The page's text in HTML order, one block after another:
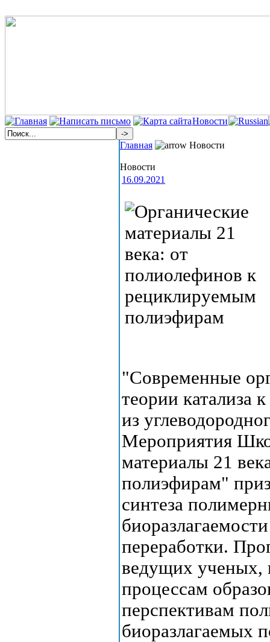
Новости
Главная Новости
Новости
16.09.2021
"Современные
теории катализа
из
Мероприятия
материалы 21
полиэфирам"
синтеза
переработки.
ведущих ученых,
процессам
перспективам
биоразлагаемых